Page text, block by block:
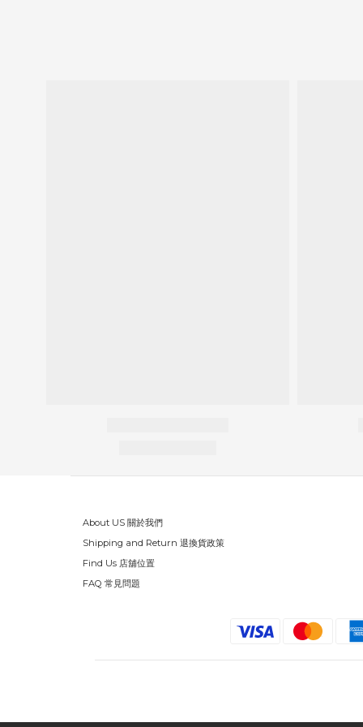
About US 關於我們
Shipping and Return 退換貨政策
Find Us 店舖位置
FAQ 常見問題